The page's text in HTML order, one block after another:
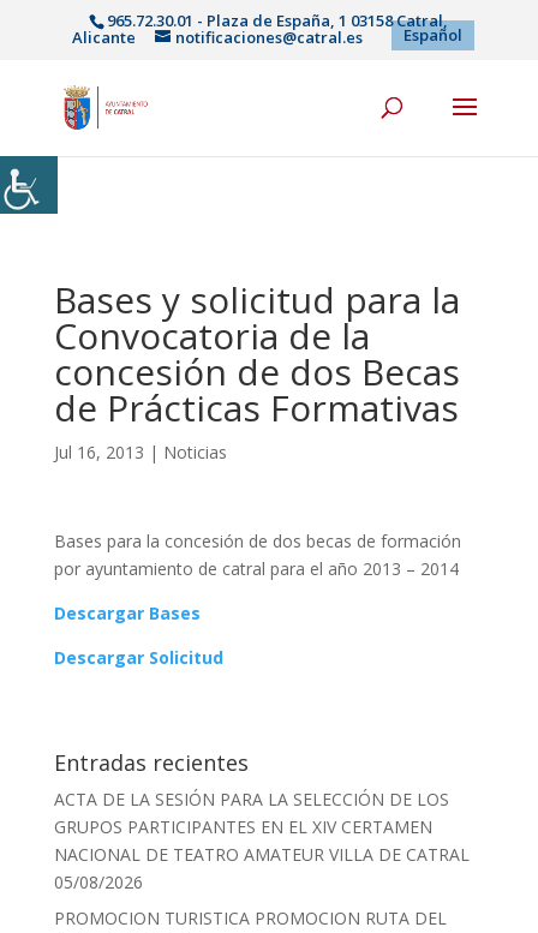
965.72.30.01 - Plaza de España, 1 03158 Catral,
Alicante notificaciones@catral.es Español
Bases y solicitud para la
Convocatoria de la
concesión de dos Becas
de Prácticas Formativas
Jul 16, 2013 | Noticias
Bases para la concesión de dos becas de formación
por ayuntamiento de catral para el año 2013 – 2014
Descargar Bases
Descargar Solicitud
Entradas recientes
ACTA DE LA SESIÓN PARA LA SELECCIÓN DE LOS
GRUPOS PARTICIPANTES EN EL XIV CERTAMEN
NACIONAL DE TEATRO AMATEUR VILLA DE CATRAL
05/08/2026
PROMOCION TURISTICA PROMOCION RUTA DEL